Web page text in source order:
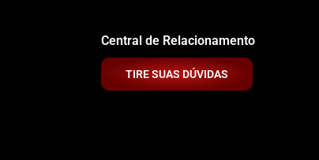
Central de Relacionamento
TIRE SUAS DÚVIDAS